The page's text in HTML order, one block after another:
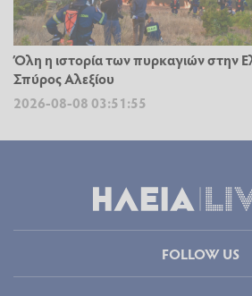
Όλη η ιστορία των πυρκαγιών στην
Σπύρος Αλεξίου
2026-08-08 03:51:55
FOLLOW US